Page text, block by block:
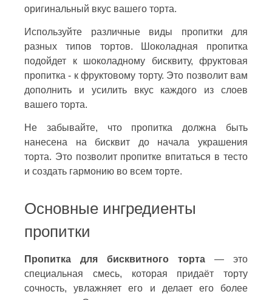
оригинальный вкус вашего торта.
Используйте различные виды пропитки для
разных типов тортов. Шоколадная пропитка
подойдет к шоколадному бисквиту, фруктовая
пропитка - к фруктовому торту. Это позволит вам
дополнить и усилить вкус каждого из слоев
вашего торта.
Не забывайте, что пропитка должна быть
нанесена на бисквит до начала украшения
торта. Это позволит пропитке впитаться в тесто
и создать гармонию во всем торте.
Основные ингредиенты
пропитки
Пропитка для бисквитного торта — это
специальная смесь, которая придаёт торту
сочность, увлажняет его и делает его более